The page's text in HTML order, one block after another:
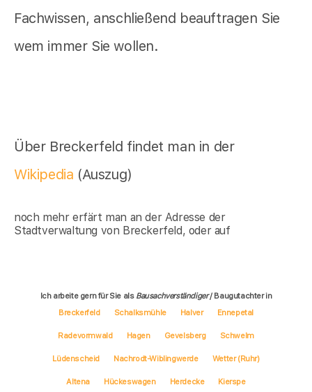
Fachwissen, anschließend beauftragen Sie
wem immer Sie wollen.
Über Breckerfeld findet man in der
Wikipedia (Auszug)
noch mehr erfärt man an der Adresse der
Stadtverwaltung von Breckerfeld, oder auf
Ich arbeite gern für Sie als Bausachverständiger/ Baugutachter in
Breckerfeld
Schalksmühle Halver Ennepetal
Radevormwald Hagen Gevelsberg Schwelm
Lüdenscheid Nachrodt-Wiblingwerde Wetter (Ruhr)
Altena Hückeswagen Herdecke Kierspe